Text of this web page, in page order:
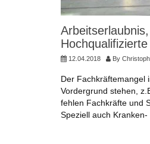
Hochqualifizierte
12.04.2018 By
Der Fachkräftemangel
Vordergrund stehen,
fehlen Fachkräfte und
Speziell auch